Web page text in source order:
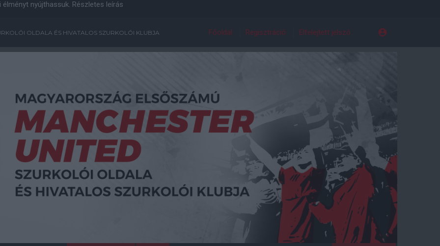
nyújthassuk. Részletes leírás
OLDALA ÉS HIVATALOS SZURKOLÓI KLUBJA Főoldal Regisztráció Elfelejtett jelszó